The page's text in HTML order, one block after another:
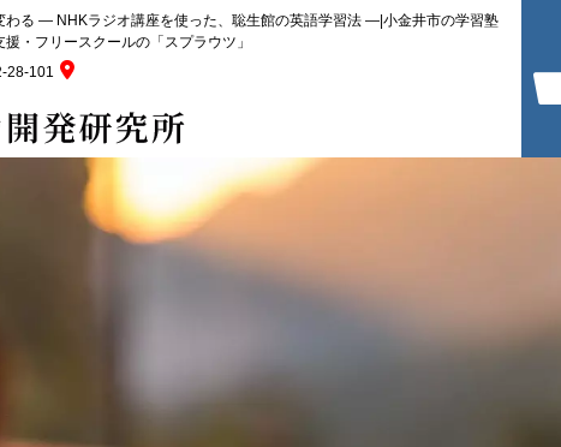
わる ― NHKラジオ講座を使った、聡生館の英語学習法 ―|小金井市の学習塾
・フリースクールの「スプラウツ」
28-101